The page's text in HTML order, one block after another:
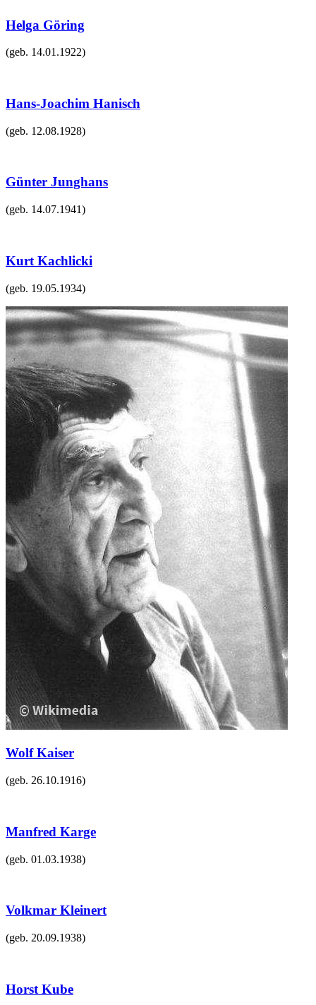
Helga Göring
(geb. 14.01.1922)
Hans-Joachim Hanisch
(geb. 12.08.1928)
Günter Junghans
(geb. 14.07.1941)
Kurt Kachlicki
(geb. 19.05.1934)
Wolf Kaiser
(geb. 26.10.1916)
Manfred Karge
(geb. 01.03.1938)
Volkmar Kleinert
(geb. 20.09.1938)
Horst Kube